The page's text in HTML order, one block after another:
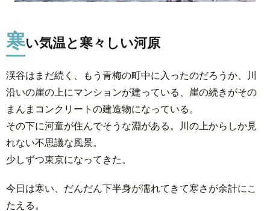
寒い気温と寒々しい河原
渓谷はまだ続く、もう青梅の町中に入ったのだろうか、川
沿いの崖の上にマンションが建っている、崖の続きがその
まんまコンクリートの建造物になっている。
その下に河童が住んでそうな淵がある。川の上からしか見
れない不思議な風景。
少しずつ東京になってきた。
今日は寒い、だんだん下半身が濡れてきて寒さが余計にこ
たえる。